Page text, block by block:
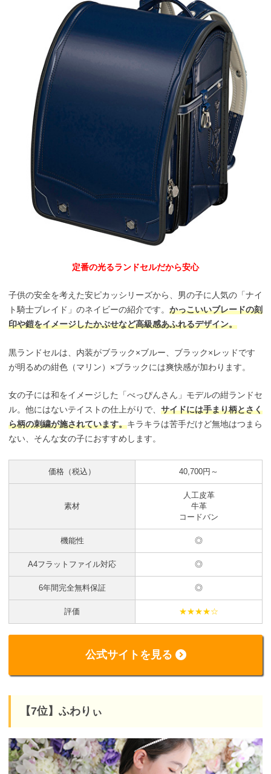
定番の光るランドセルだから安心
子供の安全を考えた安ピカッシリーズから、男の子に人気の「ナイ
ト騎士ブレイド」のネイビーの紹介です。 かっこいいブレードの刻
印や鎧をイメージしたかぶせなど高級感あふれるデザイン。
黒ランドセルは、内装がブラック×ブルー、ブラック×レッドです
が明るめの紺色（マリン）×ブラックには爽快感が加わります。
女の子には和をイメージした「べっぴんさん」モデルの紺ランドセ
ル。他にはないテイストの仕上がりで、 サイドには手まり柄とさく
ら柄の刺繍が施されています。キラキラは苦手だけど無地はつまら
ない、そんな女の子におすすめします。
価格（税込） 40,700円～
素材
人工皮革
牛革
コードバン
機能性 ◎
A4フラットファイル対応 ◎
6年間完全無料保証 ◎
評価 ★★★★☆
公式サイトを見る
【7位】ふわりぃ